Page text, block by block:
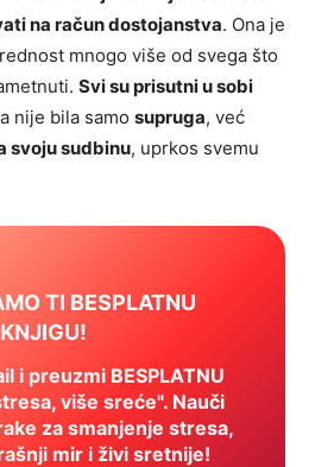
na račun dostojanstva. Ona je
mnogo više od svega što
Svi su prisutni u sobi
nije bila samo supruga, već
svoju sudbinu, uprkos svemu
TI BESPLATNU
KNJIGU!
i preuzmi BESPLATNU
više sreće". Nauči
za smanjenje stresa,
mir i živi sretnije!